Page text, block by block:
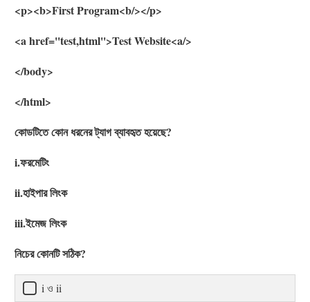
<p><b>First Program<b/></p>
<a href=''test,html''>Test Website<a/>
</body>
</html>
কোডটিতে কোন ধরনের ট্যাগ ব্যাবহৃত হয়েছে?
i.ফরমেটিং
ii.হাইপার লিংক
iii.ইমেজ লিংক
নিচের কোনটি সঠিক?
i ও ii